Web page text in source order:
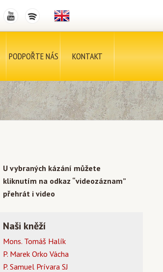
PODPOŘTE NÁS KONTAKT
U vybraných kázání můžete
kliknutím na odkaz “videozáznam”
přehrát i video
Naši kněží
Mons. Tomáš Halík
P. Marek Orko Vácha
P. Samuel Prívara SJ